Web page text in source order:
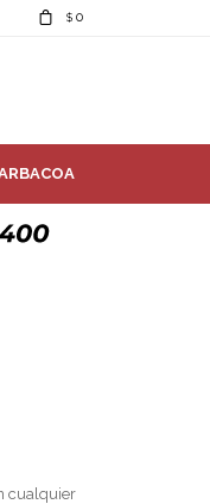
$ 0
cualquier